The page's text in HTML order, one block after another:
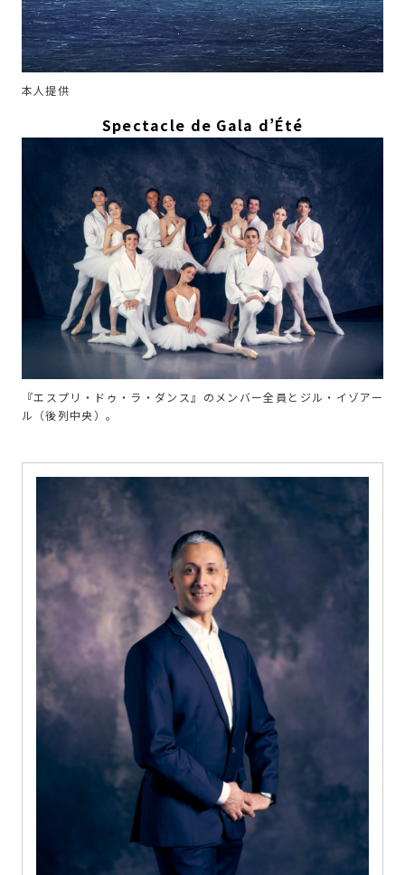
本人提供
Spectacle de Gala d’Été
『エスプリ・ドゥ・ラ・ダンス』のメンバー全員とジル・イゾアー
ル（後列中央）。